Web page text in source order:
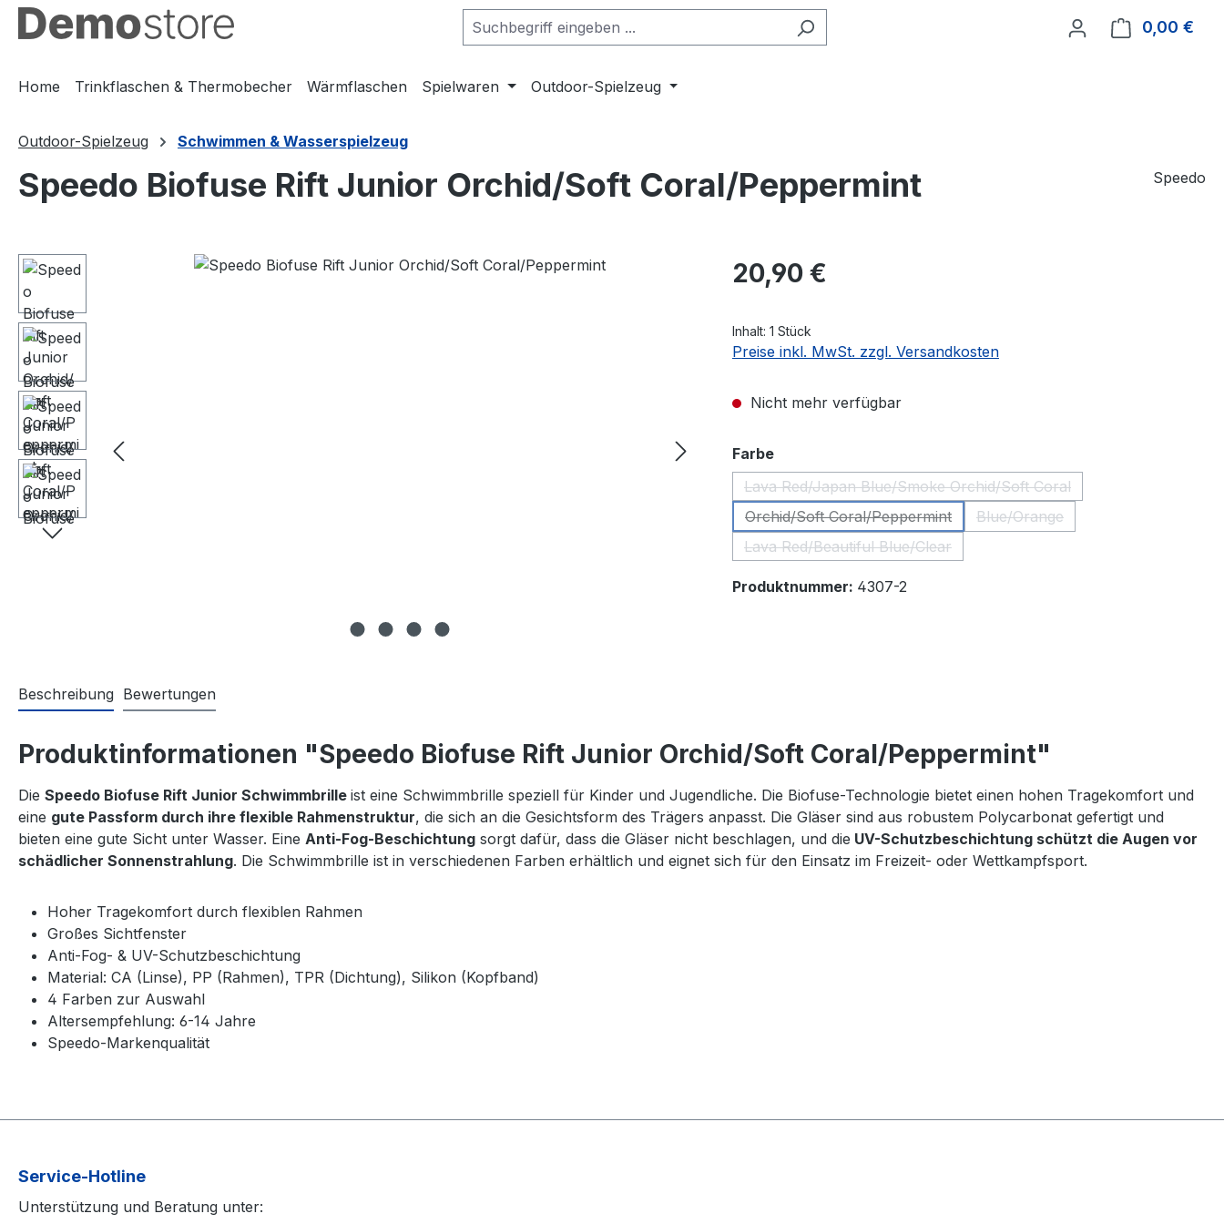
Hauptinhalt springen
Zur Suche springen
Zur Hauptnavigation springen 0,00 €
Home Trinkflaschen & Thermobecher Wärmflaschen Spielwaren Outdoor-Spielzeug
Outdoor-Spielzeug Schwimmen & Wasserspielzeug
Speedo Biofuse Rift Junior Orchid/Soft Coral/Peppermint Speedo
Bildergalerie überspringen Regulärer Preis:
20,90 €
Inhalt: 1 Stück
Preise inkl. MwSt. zzgl. Versandkosten
Nicht mehr verfügbar
Farbeauswählen
Lava Red/Japan Blue/Smoke Orchid/Soft Coral
(Diese Option ist zurzeit nicht verfügbar.)
Orchid/Soft Coral/Peppermint
(Diese Option ist zurzeit nicht verfügbar.)
Blue/Orange
(Diese Option ist zurzeit nicht
Lava Red/Beautiful Blue/Clear
(Diese Option ist zurzeit nicht verfügbar.)
Produktnummer: 4307-2
Beschreibung Bewertungen
Produktinformationen "Speedo Biofuse Rift Junior Orchid/Soft Coral/Peppermint"
Die Speedo Biofuse Rift Junior Schwimmbrille ist eine Schwimmbrille speziell für Kinder und Jugendliche. Die Biofuse-Technologie bietet einen hohen Tragekomfort und
eine gute Passform durch ihre flexible Rahmenstruktur, die sich an die Gesichtsform des Trägers anpasst. Die Gläser sind aus robustem Polycarbonat gefertigt und
bieten eine gute Sicht unter Wasser. Eine Anti-Fog-Beschichtung sorgt dafür, dass die Gläser nicht beschlagen, und die UV-Schutzbeschichtung schützt die Augen vor
schädlicher Sonnenstrahlung. Die Schwimmbrille ist in verschiedenen Farben erhältlich und eignet sich für den Einsatz im Freizeit- oder Wettkampfsport.
Hoher Tragekomfort durch flexiblen Rahmen
Großes Sichtfenster
Anti-Fog- & UV-Schutzbeschichtung
Material: CA (Linse), PP (Rahmen), TPR (Dichtung), Silikon (Kopfband)
4 Farben zur Auswahl
Altersempfehlung: 6-14 Jahre
Speedo-Markenqualität
Service-Hotline
Unterstützung und Beratung unter: